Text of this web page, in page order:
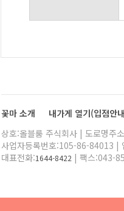
꽃마 소개 내가게 열기(입점안
상호:올블룸 주식회사 | 도로명주
사업자등록번호:105-86-84013 |
대표전화:1644-8422 | 팩스:043-